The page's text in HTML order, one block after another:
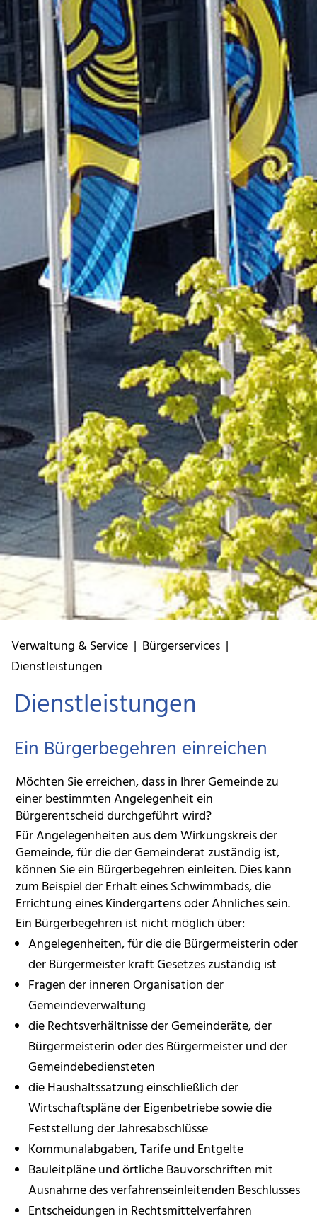
Verwaltung & Service| Bürgerservices|
Dienstleistungen
Dienstleistungen
Ein Bürgerbegehren einreichen
Möchten Sie erreichen, dass in Ihrer Gemeinde zu
einer bestimmten Angelegenheit ein
Bürgerentscheid durchgeführt wird?
Für Angelegenheiten aus dem Wirkungskreis der
Gemeinde, für die der Gemeinderat zuständig ist,
können Sie ein Bürgerbegehren einleiten. Dies kann
zum Beispielder Erhalt eines Schwimmbads, die
Errichtung eines Kindergartens oder Ähnliches sein.
Ein Bürgerbegehren ist nicht möglich über:
Angelegenheiten, für die die Bürgermeisterin oder
der Bürgermeister kraft Gesetzes zuständig ist
Fragen der inneren Organisation der
Gemeindeverwaltung
die Rechtsverhältnisse der Gemeinderäte, der
Bürgermeisterin oder des Bürgermeister und der
Gemeindebediensteten
die Haushaltssatzung einschließlich der
Wirtschaftspläne der Eigenbetriebe sowie die
Feststellung der Jahresabschlüsse
Kommunalabgaben, Tarife und Entgelte
Bauleitpläne und örtliche Bauvorschriften mit
Ausnahme des verfahrenseinleitenden Beschlusses
Entscheidungen in Rechtsmittelverfahren